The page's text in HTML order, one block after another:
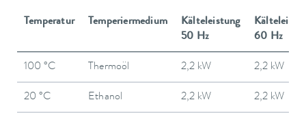
Temperatur Temperiermedium
Kälteleistung
50 Hz
60 Hz
100 °C Thermoöl 2,2 kW 2,2 kW
20 °C Ethanol 2,2 kW 2,2 kW